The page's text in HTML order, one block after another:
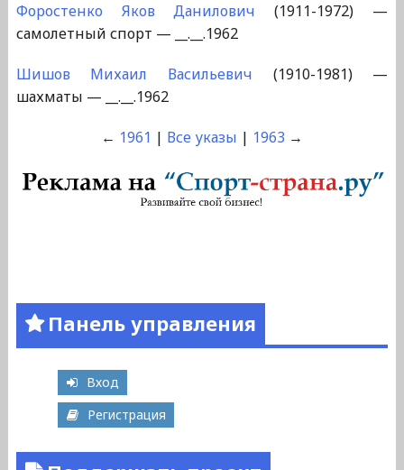
Форостенко Яков Данилович (1911-1972) —
самолетный спорт — __.__.1962
Шишов Михаил Васильевич (1910-1981) —
шахматы — __.__.1962
← 1961 | Все указы | 1963 →
Панель управления
Вход
Регистрация